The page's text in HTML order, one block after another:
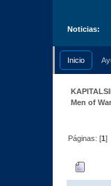
Noticias:
Inicio
Men of
Páginas: [1]